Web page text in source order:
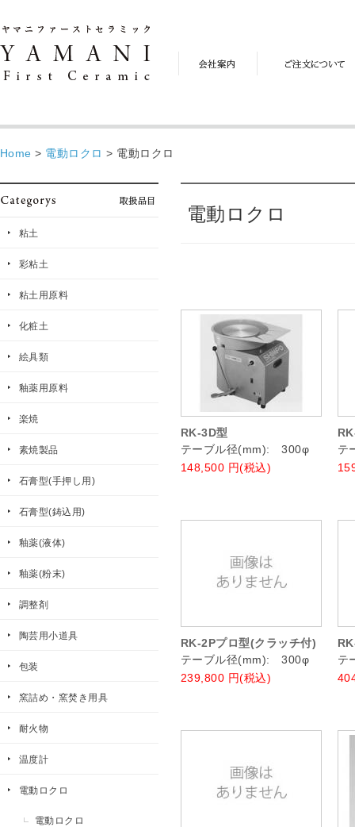
い
Home > 電動ロクロ > 電動ロクロ
粘土
彩粘土
粘土用原料
化粧土
絵具類
釉薬用原料
楽焼
素焼製品
石膏型(手押し用)
石膏型(鋳込用)
釉薬(液体)
釉薬(粉末)
調整剤
陶芸用小道具
包装
窯詰め・窯焚き用具
耐火物
温度計
電動ロクロ
電動ロクロ
電動ロクロ
RK-3D型
テーブル径(mm): 300φ
148,500 円(税込)
テ
RK-2Pプロ型(クラッチ付)
テーブル径(mm): 300φ
239,800 円(税込)
テ